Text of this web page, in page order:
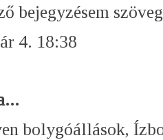
bejegyzésem
4. 18:38
bolygóállások,